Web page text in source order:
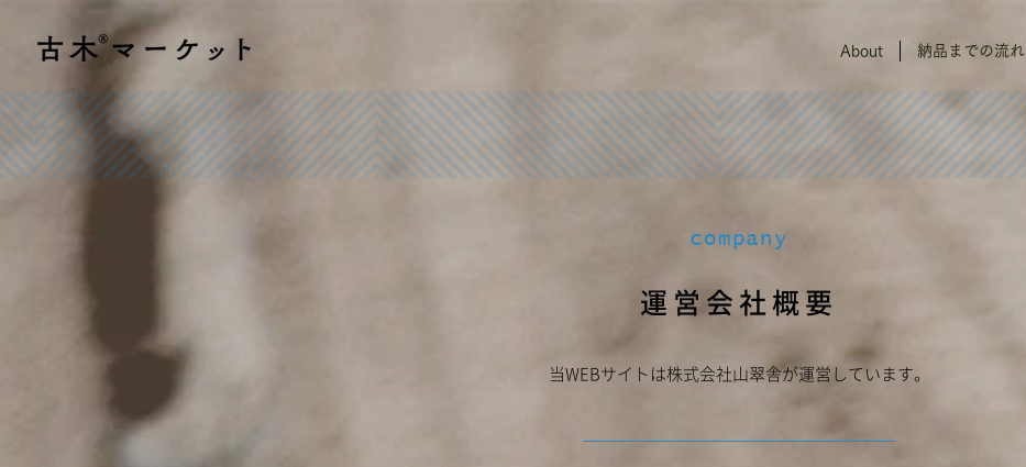
About 納品までの流れ
company
運営会社概要
当WEBサイトは株式会社山翠舎が運営しています。